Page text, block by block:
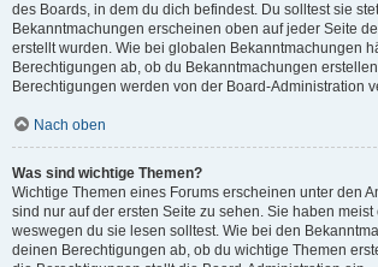
des Boards, in dem du dich befindest. Du solltest sie
Bekanntmachungen erscheinen oben auf jeder Seite
erstellt wurden. Wie bei globalen Bekanntmachungen
Berechtigungen ab, ob du Bekanntmachungen
Berechtigungen werden von der Board-Administration
Nach oben
Was sind wichtige Themen?
Wichtige Themen eines Forums erscheinen unter den
sind nur auf der ersten Seite zu sehen. Sie haben
weswegen du sie lesen solltest. Wie bei den
deinen Berechtigungen ab, ob du wichtige Themen